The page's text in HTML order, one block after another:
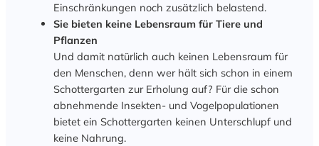
Einschränkungen noch zusätzlich belastend.
Sie bieten keine Lebensraum für Tiere und
Pflanzen
Und damit natürlich auch keinen Lebensraum für
den Menschen, denn wer hält sich schon in einem
Schottergarten zur Erholung auf? Für die schon
abnehmende Insekten- und Vogelpopulationen
bietet ein Schottergarten keinen Unterschlupf und
keine Nahrung.